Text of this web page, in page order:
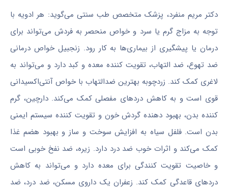
دکتر مریم منفرد، پزشک متخصص طب سنتی می‌گوید: هر ادویه با
توجه به مزاج گرم یا سرد و خواص منحصر به فردش می‌تواند برای
درمان یا پیشگیری از بیماری‌ها به کار رود. زنجبیل خواص درمانی
ضد تهوع، ضد التهاب، تقویت کننده معده و کبد دارد و می‌تواند به
لاغری کمک کند. زردچوبه بهترین ضدالتهاب با خواص آنتی‌اکسیدانی
قوی است و به کاهش دردهای مفصلی کمک می‌کند. دارچین، گرم
کننده بدن، بهبود دهنده گردش خون و تقویت کننده سیستم ایمنی
بدن است. فلفل سیاه به افزایش سوخت و ساز و بهبود هضم غذا
کمک می‌کند و اثرات خوب ضد درد دارد. زیره، ضد نفخ خوبی است
و خاصیت تقویت کنندگی برای معده دارد و می‌تواند به کاهش
دردهای قاعدگی کمک کند. زعفران یک داروی مسکن، ضد درد، ضد